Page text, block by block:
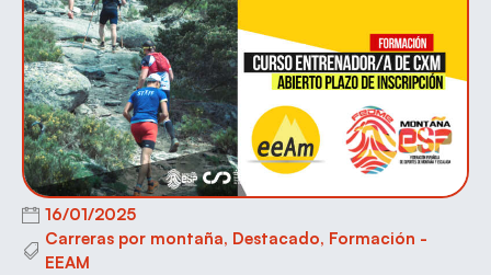
16/01/2025
Carreras por montaña, Destacado, Formación -
EEAM